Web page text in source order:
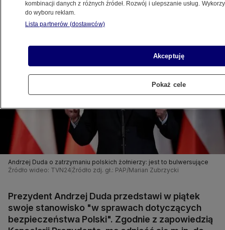
Udostępnij
Andrzej Duda o zatrzymaniu polskich żołnierzy: jest to bulwersujące
Źródło wideo: TVN24 Źródło zdj. gł.: PAP/Marian Zubrzycki
Prezydent Andrzej Duda przedstawi w piątek
swoje stanowisko "w sprawach dotyczących
bezpieczeństwa Polski". Zgodnie z zapowiedzią
kombinacji danych z różnych źródeł. Rozwój i ulepszanie usług.
do wyboru reklam.
Lista partnerów (dostawców)
Akceptuję
Pokaż cele